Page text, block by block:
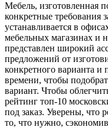
Мебель, изготовленная
конкретные требования
устанавливается в
мебельных магазинах и
представлен широкий
предложений от
конкретного варианта и
времени, чтобы
вариант. Чтобы
рейтинг топ-10
под заказ. Уверены, что
то, что нужно,